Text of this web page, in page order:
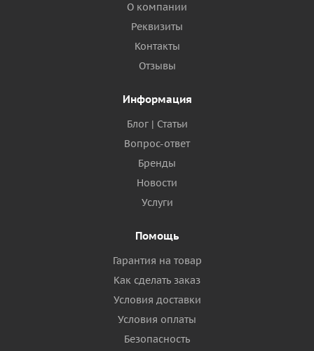
О компании
Реквизиты
Контакты
Отзывы
Информация
Блог | Статьи
Вопрос-ответ
Бренды
Новости
Услуги
Помощь
Гарантия на товар
Как сделать заказ
Условия доставки
Условия оплаты
Безопасность